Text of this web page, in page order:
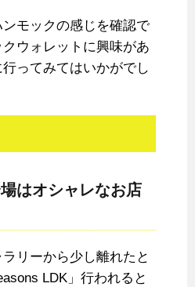
モックの感じを確認で
ウォレットに興味があ
ってみてはいかがでし
はオシャレなお店
リーから少し離れたと
LDK」行われると